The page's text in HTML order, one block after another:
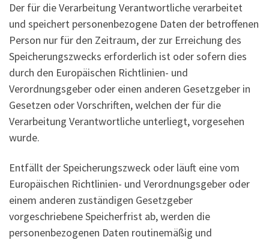
Der für die Verarbeitung Verantwortliche verarbeitet
und speichert personenbezogene Daten der betroffenen
Person nur für den Zeitraum, der zur Erreichung des
Speicherungszwecks erforderlich ist oder sofern dies
durch den Europäischen Richtlinien- und
Verordnungsgeber oder einen anderen Gesetzgeber in
Gesetzen oder Vorschriften, welchen der für die
Verarbeitung Verantwortliche unterliegt, vorgesehen
wurde.
Entfällt der Speicherungszweck oder läuft eine vom
Europäischen Richtlinien- und Verordnungsgeber oder
einem anderen zuständigen Gesetzgeber
vorgeschriebene Speicherfrist ab, werden die
personenbezogenen Daten routinemäßig und